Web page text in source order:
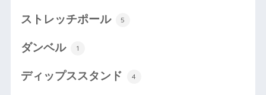
ストレッチポール 5
ダンベル 1
ディップススタンド 4